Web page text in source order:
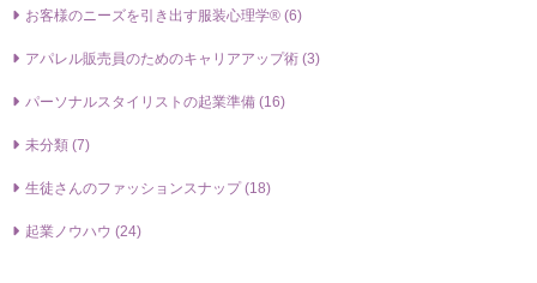
お客様のニーズを引き出す服装⼼理学® (6)
アパレル販売員のためのキャリアアップ術 (3)
パーソナルスタイリストの起業準備 (16)
未分類 (7)
生徒さんのファッションスナップ (18)
起業ノウハウ (24)